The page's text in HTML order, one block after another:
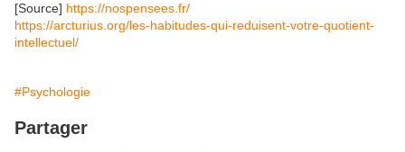
[Source] https://nospensees.fr/
https://arcturius.org/les-habitudes-qui-reduisent-votre-quotient-
intellectuel/
#Psychologie
Partager